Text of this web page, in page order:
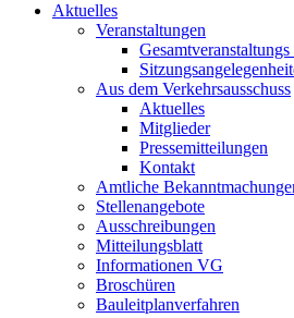
Aktuelles
Veranstaltungen
Aus dem Verkehrsausschuss
Aktuelles
Mitglieder
Pressemitteilungen
Kontakt
Amtliche
Stellenangebote
Ausschreibungen
Mitteilungsblatt
Informationen VG
Broschüren
Bauleitplanverfahren